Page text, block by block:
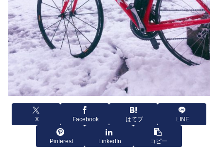
X Facebook はてブ LINE
Pinterest LinkedIn コピー